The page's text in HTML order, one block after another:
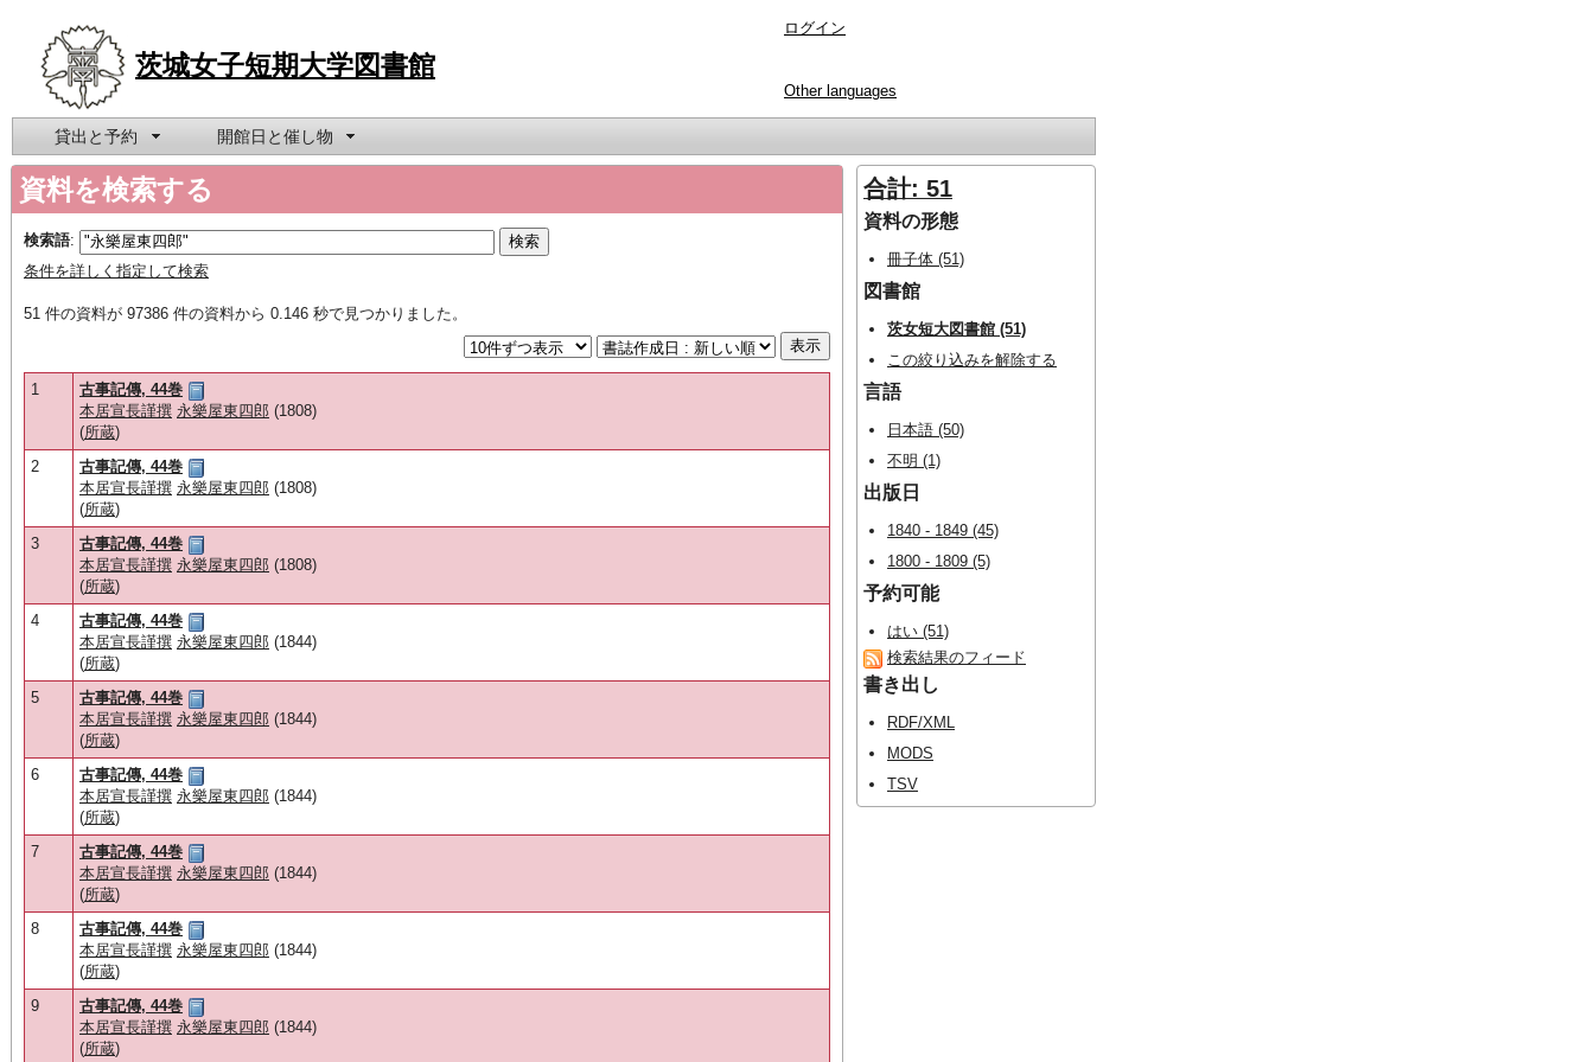
茨城女子短期大学図書館
ログイン
Other languages
貸出と予約 開館日と催し物
資料を検索する
検索語:
条件を詳しく指定して検索
51 件の資料が 97386 件の資料から 0.146 秒で見つかりました。
1
古事記傳, 44巻
本居宣長謹撰 永樂屋東四郎 (1808)
(所蔵)
2
古事記傳, 44巻
本居宣長謹撰 永樂屋東四郎 (1808)
(所蔵)
3
古事記傳, 44巻
本居宣長謹撰 永樂屋東四郎 (1808)
(所蔵)
4
古事記傳, 44巻
本居宣長謹撰 永樂屋東四郎 (1844)
(所蔵)
5
古事記傳, 44巻
本居宣長謹撰 永樂屋東四郎 (1844)
(所蔵)
6
古事記傳, 44巻
本居宣長謹撰 永樂屋東四郎 (1844)
(所蔵)
7
古事記傳, 44巻
本居宣長謹撰 永樂屋東四郎 (1844)
(所蔵)
8
古事記傳, 44巻
本居宣長謹撰 永樂屋東四郎 (1844)
(所蔵)
9
古事記傳, 44巻
本居宣長謹撰 永樂屋東四郎 (1844)
(所蔵)
合計: 51
資料の形態
冊子体 (51)
図書館
茨女短大図書館 (51)
この絞り込みを解除する
言語
日本語 (50)
不明 (1)
出版日
1840 - 1849 (45)
1800 - 1809 (5)
予約可能
はい (51)
検索結果のフィード
書き出し
RDF/XML
MODS
TSV